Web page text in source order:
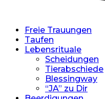
Freie Trauungen
Taufen
Lebensrituale
Scheidungen
Tierabschiede
Blessingway
“JA” zu Dir